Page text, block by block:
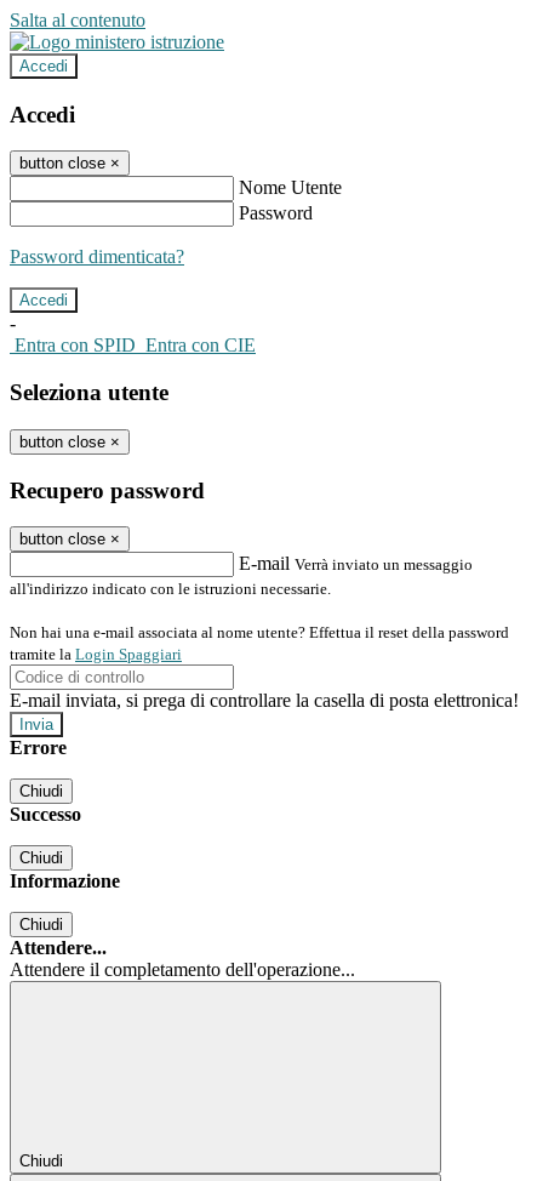
Salta al contenuto
Accedi
Accedi
button close ×
Nome Utente
Password
Password dimenticata?
-
Entra con SPID Entra con CIE
Seleziona utente
button close ×
Recupero password
button close ×
E-mail Verrà inviato un messaggio
all'indirizzo indicato con le istruzioni necessarie.
Non hai una e-mail associata al nome utente? Effettua il reset della password
tramite la Login Spaggiari
E-mail inviata, si prega di controllare la casella di posta elettronica!
Errore
Chiudi
Successo
Chiudi
Informazione
Chiudi
Attendere...
Attendere il completamento dell'operazione...
Chiudi